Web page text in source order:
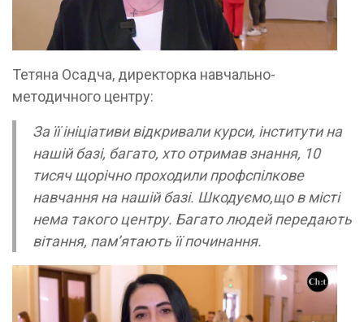
Тетяна Осадча, директорка навчально-
методичного центру:
За її ініціативи відкривали курси, інститути на
нашій базі, багато, хто отримав знання, 10
тисяч щорічно проходили профспілкове
навчання на нашій базі. Шкодуємо,що в місті
нема такого центру. Багато людей передають
вітання, пам’ятають її починання.